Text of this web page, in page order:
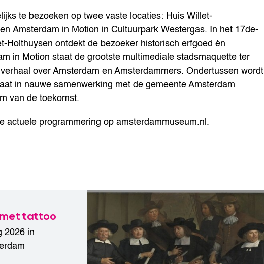
te bezoeken op twee vaste locaties: Huis Willet-
Amsterdam in Motion in Cultuurpark Westergas. In het 17de-
Holthuysen ontdekt de bezoeker historisch erfgoed én
in Motion staat de grootste multimediale stadsmaquette ter
over Amsterdam en Amsterdammers. Ondertussen wordt
in nauwe samenwerking met de gemeente Amsterdam
van de toekomst.
actuele programmering op amsterdammuseum.nl.
tattoo
2026 in